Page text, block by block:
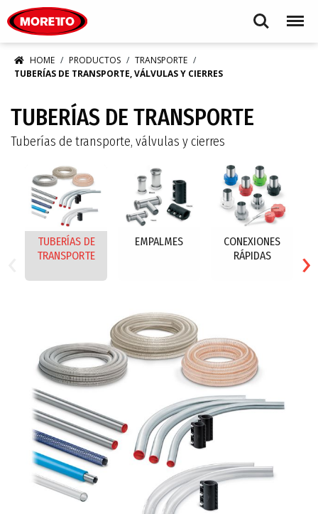
Search Menu
HOME PRODUCTOS
TRANSPORTE
TUBERÍAS DE TRANSPORTE, VÁLVULAS Y CIERRES
TUBERÍAS DE TRANSPORTE
Tuberías de transporte, válvulas y cierres
TUBERÍAS DE
TRANSPORTE
EMPALMES
CONEXIONES
RÁPIDAS
›